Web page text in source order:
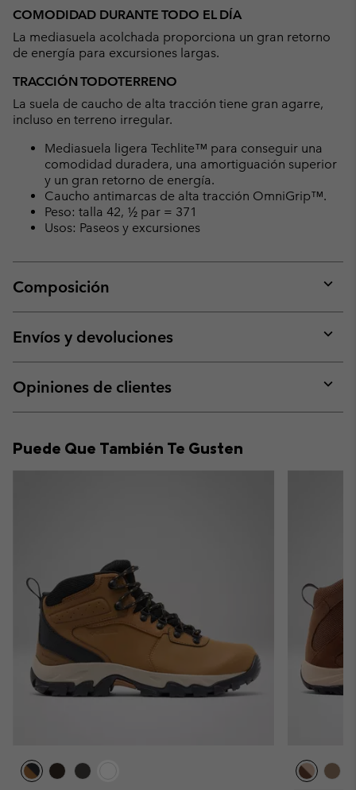
COMODIDAD DURANTE TODO EL DÍA
La mediasuela acolchada proporciona un gran retorno
de energía para excursiones largas.
TRACCIÓN TODOTERRENO
La suela de caucho de alta tracción tiene gran agarre,
incluso en terreno irregular.
Mediasuela ligera Techlite™ para conseguir una
comodidad duradera, una amortiguación superior
y un gran retorno de energía.
Caucho antimarcas de alta tracción OmniGrip™.
Peso: talla 42, ½ par = 371
Usos: Paseos y excursiones
Composición
or
Envíos y devoluciones
or
Opiniones de clientes
or
Puede Que También Te Gusten